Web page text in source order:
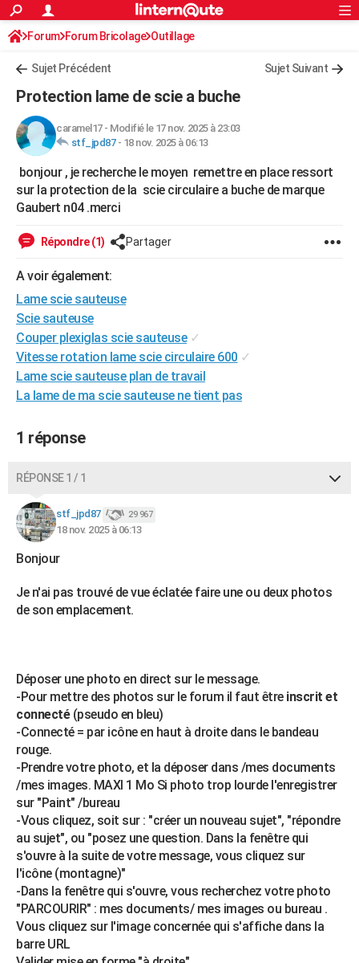
ACTUALITÉS
Politique
Société
Faits Divers
Education
Monde
Villes
+
FINANCE
Retraite
Impôts
Epargne
Immobilier
Risques naturels par ville
Banque
Assurance
Crédit
AUTO
Essais
Réserver un essai
Citadines
Berlines
SUV
Forum auto
HIGH-TECH
Mobiles
Meilleur smartphone
Internet
Ordinateurs
Jeux vidéo
Guide high-tech
+BRICOLAGE
Forum
Aménagement intérieur
Extérieur
Cuisine
Salle de bains
Jardinage
Rangement
WEEK-END
Guides de France
Escapades
Patrimoine
Expositions
Musées
Week-end nature
+LIFESTYLE
SANTE
Alimentation
Guide de la santé
Maladies
Médicaments
Sommeil
VOYAGE
Destinations
City break
Voyage nature
Voyage de noces
Forum
Climat
PHOTO
BONS PLANS
CARTE DE VOEUX
Carte de Noël
Carte Bonne année
Carte Saint-Valentin
Carte Pâques
Carte d'anniversaire
DICTIONNAIRE
Dictionnaire
Biographies
Citations
Expressions
Proverbes
PROGRAMME TV
S'inscrire
Se connecter
Lycées
Collèges
Primaires
Universités
Entreprises
Service militaire
Avis de recherche
AVIS DE DÉCÈS
S'inscrire
Connexion
Forum Forum Bricolage Outillage
Sujet Précédent Sujet Suivant
Protection lame de scie a buche
caramel17- Modifié le 17 nov. 2025 à 23:03
stf_jpd87- 18 nov. 2025 à 06:13
bonjour , je recherche le moyen remettre en place ressort
sur la protection de la scie circulaire a buche de marque
Gaubert n04 .merci
Répondre (1) Partager
A voir également:
Lame scie sauteuse
Scie sauteuse
Couper plexiglas scie sauteuse ✓
Vitesse rotation lame scie circulaire 600 ✓
Lame scie sauteuse plan de travail
La lame de ma scie sauteuse ne tient pas
1 réponse
RÉPONSE 1 / 1
stf_jpd87 29 967
18 nov. 2025 à 06:13
Bonjour
Je n'ai pas trouvé de vue éclatée faire une ou deux photos
de son emplacement.
Déposer une photo en direct sur le message.
-Pour mettre des photos sur le forum il faut êtreinscrit et
connecté (pseudo en bleu)
-Connecté = par icône en haut à droite dans le bandeau
rouge.
-Prendre votre photo, et la déposer dans /mes documents
/mes images. MAXI 1 Mo Si photo trop lourde l'enregistrer
sur "Paint" /bureau
-Vous cliquez, soit sur : "créer un nouveau sujet", "répondre
au sujet", ou "posez une question. Dans la fenêtre qui
s'ouvre à la suite de votre message, vous cliquez sur
l'icône (montagne)"
-Dans la fenêtre qui s'ouvre, vous recherchez votre photo
"PARCOURIR" : mes documents/ mes images ou bureau .
Vous cliquez sur l'image concernée qui s'affiche dans la
barre URL